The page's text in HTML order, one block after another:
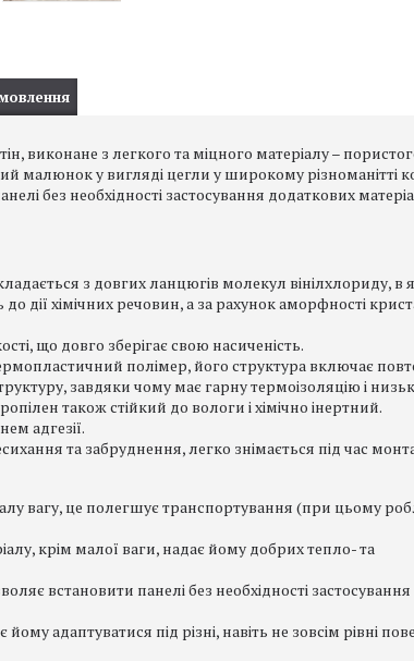
виконане з легкого та міцного матеріалу –
малюнок у вигляді цегли у широкому різноманітті
без необхідності застосування додаткових
з довгих ланцюгів молекул вінілхлориду, в
дії хімічних речовин, а за рахунок аморфності
що довго зберігає свою насиченість.
полімер, його структура включає
завдяки чому має гарну термоізоляцію і
також стійкий до вологи і хімічно інертний.
адгезії.
та забруднення, легко знімається під час
вагу, це полегшує транспортування (при цьому
крім малої ваги, надає йому добрих тепло- та
встановити панелі без необхідності застосування
йому адаптуватися під різні, навіть не зовсім рівні